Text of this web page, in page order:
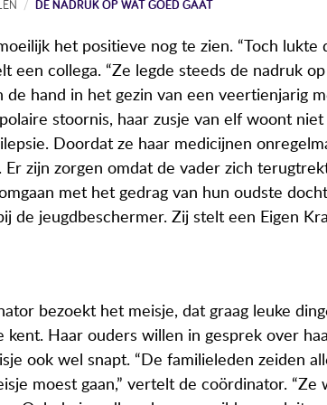
DE NADRUK OP WAT GOED GAAT
het positieve nog te zien. “Toch lukte
een collega. “Ze legde steeds de nadruk
de hand in het gezin van een veertienjarig
stoornis, haar zusje van elf woont
Doordat ze haar medicijnen
Er zijn zorgen omdat de vader zich
met het gedrag van hun oudste
de jeugdbeschermer. Zij stelt een Eigen
bezoekt het meisje, dat graag leuke
kent. Haar ouders willen in gesprek over
ook wel snapt. “De familieleden zeiden
moest gaan,” vertelt de coördinator. “Ze